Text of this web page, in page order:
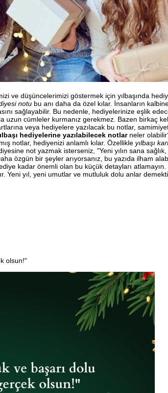
ve düşüncelerimizi göstermek için yılbaşında
notu bu anı daha da özel kılar. İnsanların
sağlayabilir. Bu nedenle, hediyelerinize eşlik
uzun cümleler kurmanız gerekmez. Bazen birkaç
veya hediyelere yazılacak bu notlar,
hediyelerine yazılabilecek notlarneler
notlar, hediyenizi anlamlı kılar. Özellikle yılbaşı
not yazmak isterseniz, "Yeni yılın sana
özgün bir şeyler arıyorsanız, bu yazıda ilham
kadar önemli olan bu küçük detayları
Yeni yıl, yeni umutlar ve mutluluk dolu anlar
olsun!"